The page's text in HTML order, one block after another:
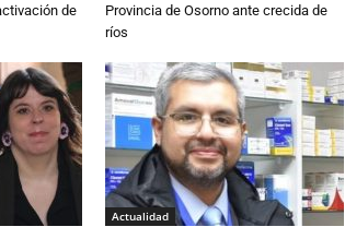
de
Provincia de Osorno ante crecida de
ríos
Actualidad